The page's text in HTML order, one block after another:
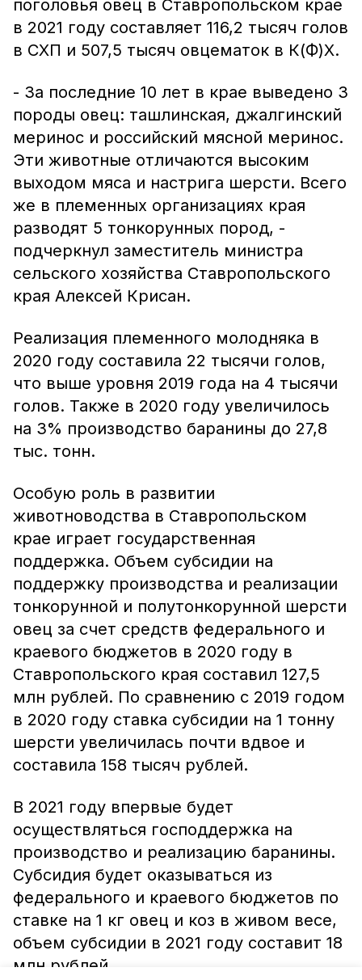
поголовья овец в Ставропольском крае
в 2021 году составляет 116,2 тысяч голов
в СХП и 507,5 тысяч овцематок в К(Ф)Х.
- За последние 10 лет в крае выведено 3
породы овец: ташлинская, джалгинский
меринос и российский мясной меринос.
Эти животные отличаются высоким
выходом мяса и настрига шерсти. Всего
же в племенных организациях края
разводят 5 тонкорунных пород, -
подчеркнул заместитель министра
сельского хозяйства Ставропольского
края Алексей Крисан.
Реализация племенного молодняка в
2020 году составила 22 тысячи голов,
что выше уровня 2019 года на 4 тысячи
голов. Также в 2020 году увеличилось
на 3% производство баранины до 27,8
тыс. тонн.
Особую роль в развитии
животноводства в Ставропольском
крае играет государственная
поддержка. Объем субсидии на
поддержку производства и реализации
тонкорунной и полутонкорунной шерсти
овец за счет средств федерального и
краевого бюджетов в 2020 году в
Ставропольского края составил 127,5
млн рублей. По сравнению с 2019 годом
в 2020 году ставка субсидии на 1 тонну
шерсти увеличилась почти вдвое и
составила 158 тысяч рублей.
В 2021 году впервые будет
осуществляться господдержка на
производство и реализацию баранины.
Субсидия будет оказываться из
федерального и краевого бюджетов по
ставке на 1 кг овец и коз в живом весе,
объем субсидии в 2021 году составит 18
млн рублей.